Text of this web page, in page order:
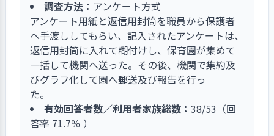
調査方法： アンケート方式
アンケート用紙と返信用封筒を職員から保護者
へ手渡ししてもらい、記入されたアンケートは、
返信用封筒に入れて糊付けし、保育園が集めて
一括して機関へ送った。その後、機関で集約及
びグラフ化して園へ郵送及び報告を行っ
た。
有効回答者数／利用者家族総数： 38/53（回
答率 71.7％ ）